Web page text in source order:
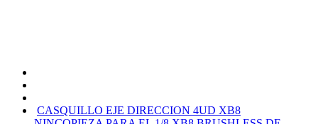
CASQUILLO EJE DIRECCION 4UD XB8